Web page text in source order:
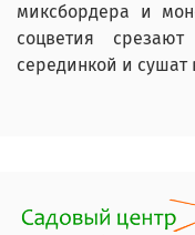
миксбордера и
соцветия
серединкой и сушат